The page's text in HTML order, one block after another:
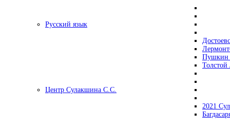
Русский язык
Центр Сулакшина С.С.
2021